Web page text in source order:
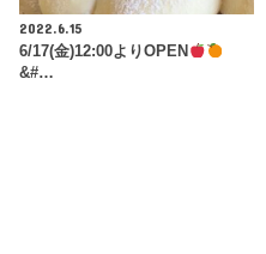
2022.6.15
6/17(金)12:00よりOPEN
&#…